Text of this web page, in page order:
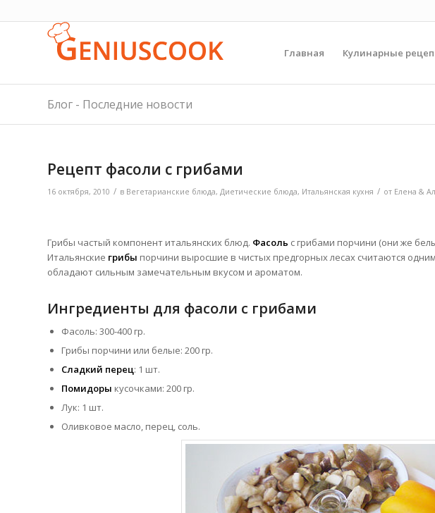
Главная Кулинарные
Блог - Последние новости
Рецепт фасоли с грибами
16 октября, 2010 / в Вегетарианские блюда, Диетические блюда, Итальянская кухня / от Елена &
Грибы частый компонент итальянских блюд. Фасоль с грибами порчини (они же
Итальянские грибы порчини выросшие в чистых предгорных лесах считаются
обладают сильным замечательным вкусом и ароматом.
Ингредиенты для фасоли с грибами
Фасоль: 300-400 гр.
Грибы порчини или белые: 200 гр.
Сладкий перец: 1 шт.
Помидоры кусочками: 200 гр.
Лук: 1 шт.
Оливковое масло, перец, соль.